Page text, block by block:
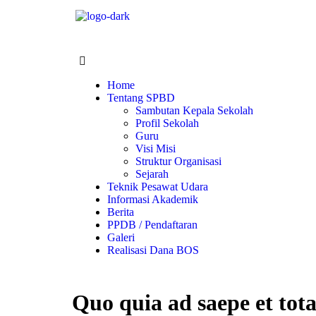
Home
Tentang SPBD
Sambutan Kepala Sekolah
Profil Sekolah
Guru
Visi Misi
Struktur Organisasi
Sejarah
Teknik Pesawat Udara
Informasi Akademik
Berita
PPDB / Pendaftaran
Galeri
Realisasi Dana BOS
Quo quia ad saepe et